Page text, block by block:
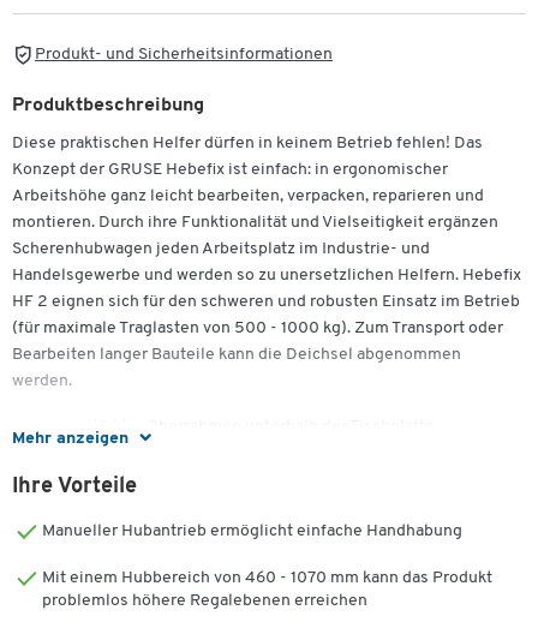
Produkt- und Sicherheitsinformationen
Mehr anzeigen
Produktbeschreibung
Diese praktischen Helfer dürfen in keinem Betrieb fehlen! Das
Konzept der GRUSE Hebefix ist einfach: in ergonomischer
Arbeitshöhe ganz leicht bearbeiten, verpacken, reparieren und
montieren. Durch ihre Funktionalität und Vielseitigkeit ergänzen
Scherenhubwagen jeden Arbeitsplatz im Industrie- und
Handelsgewerbe und werden so zu unersetzlichen Helfern. Hebefix
HF 2 eignen sich für den schweren und robusten Einsatz im Betrieb
(für maximale Traglasten von 500 - 1000 kg). Zum Transport oder
Bearbeiten langer Bauteile kann die Deichsel abgenommen
werden.
verstärkter Oberrahmen unterhalb der Tischplatte
klappbare Schiebebügel
die Tischplattform wird mittels Fußpumpe auf die
Bauhöhe: 460 mm
Ihre Vorteile
Manueller Hubantrieb ermöglicht einfache Handhabung
Mit einem Hubbereich von 460 - 1070 mm kann das Produkt
problemlos höhere Regalebenen erreichen